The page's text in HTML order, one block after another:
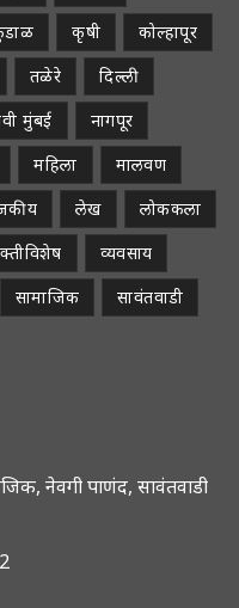
कृषी
कोल्हापूर
तळेरे
दिल्ली
मुंबई
नागपूर
महिला
मालवण
लेख
लोककला
व्यवसाय
सामाजिक
सावंतवाडी
नेवगी पाणंद, सावंतवाडी